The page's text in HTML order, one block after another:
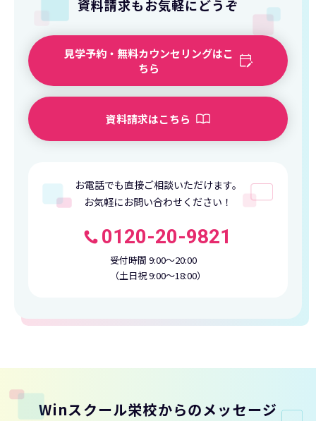
資料請求もお気軽にどうぞ
見学予約・無料カウンセリングはこ
ちら
資料請求はこちら
お電話でも直接ご相談いただけます。
お気軽にお問い合わせください！
0120-20-9821
受付時間 9:00〜20:00
（土日祝 9:00〜18:00）
Winスクール栄校からのメッセージ